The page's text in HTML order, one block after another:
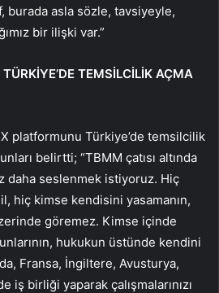
burada asla sözle, tavsiyeyle,
bir ilişki var.”
TEMSİLCİLİK AÇMA
platformunu Türkiye’de temsilcilik
belirtti; “TBMM çatısı altında
daha seslenmek istiyoruz. Hiç
hiç kimse kendisini yasamanın,
göremez. Kimse içinde
hukukun üstünde kendini
Fransa, İngiltere, Avusturya,
iş birliği yaparak çalışmalarınızı